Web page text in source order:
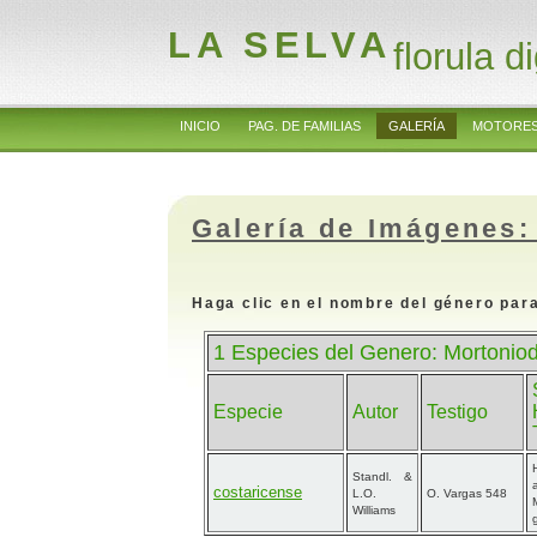
LA SELVAflorula
INICIO PAG. DE FAMILIAS GALERÍA
Galería de
Haga clic en el nombre del género
1 Especies del Genero:
Especie Autor Testigo
costaricense
Standl. &
L.O.
Williams
O. Vargas 548